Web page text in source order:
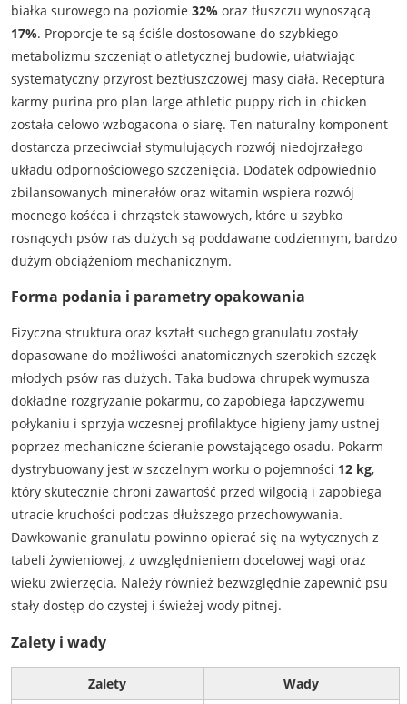
białka surowego na poziomie 32%oraz tłuszczu wynoszącą
17%. Proporcje te są ściśle dostosowane do szybkiego
metabolizmu szczeniąt o atletycznej budowie, ułatwiając
systematyczny przyrost beztłuszczowej masy ciała. Receptura
karmy purina pro plan large athletic puppy rich in chicken
została celowo wzbogacona o siarę. Ten naturalny komponent
dostarcza przeciwciał stymulujących rozwój niedojrzałego
układu odpornościowego szczenięcia. Dodatek odpowiednio
zbilansowanych minerałów oraz witamin wspiera rozwój
mocnego kośćca i chrząstek stawowych, które u szybko
rosnących psów ras dużych są poddawane codziennym, bardzo
dużym obciążeniom mechanicznym.
Forma podania i parametry opakowania
Fizyczna struktura oraz kształt suchego granulatu zostały
dopasowane do możliwości anatomicznych szerokich szczęk
młodych psów ras dużych. Taka budowa chrupek wymusza
dokładne rozgryzanie pokarmu, co zapobiega łapczywemu
połykaniu i sprzyja wczesnej profilaktyce higieny jamy ustnej
poprzez mechaniczne ścieranie powstającego osadu. Pokarm
dystrybuowany jest w szczelnym worku o pojemności 12 kg,
który skutecznie chroni zawartość przed wilgocią i zapobiega
utracie kruchości podczas dłuższego przechowywania.
Dawkowanie granulatu powinno opierać się na wytycznych z
tabeli żywieniowej, z uwzględnieniem docelowej wagi oraz
wieku zwierzęcia. Należy również bezwzględnie zapewnić psu
stały dostęp do czystej i świeżej wody pitnej.
Zalety i wady
Zalety
Wady